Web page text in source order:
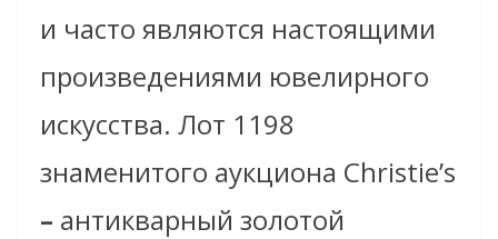
и часто являются настоящими
произведениями ювелирного
искусства. Лот 1198
знаменитого аукциона Christie’s
– антикварный золотой